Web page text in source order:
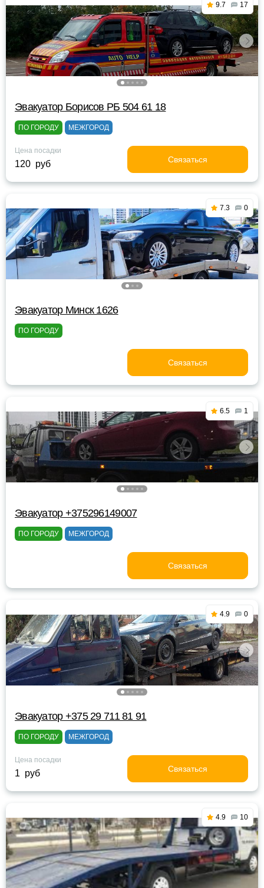
9.7 17
Эвакуатор Борисов РБ 504 61 18
ПО ГОРОДУ МЕЖГОРОД
Цена посадки
120 руб Связаться
7.3 0
Эвакуатор Минск 1626
ПО ГОРОДУ
Связаться
6.5 1
Эвакуатор +375296149007
ПО ГОРОДУ МЕЖГОРОД
Связаться
4.9 0
Эвакуатор +375 29 711 81 91
ПО ГОРОДУ МЕЖГОРОД
Цена посадки
1 руб Связаться
4.9 10